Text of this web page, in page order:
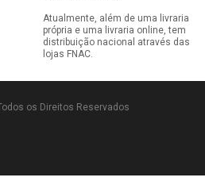
Atualmente, além de uma livraria
própria e uma livraria online, tem
distribuição nacional através das
lojas FNAC.
os Direitos Reservados